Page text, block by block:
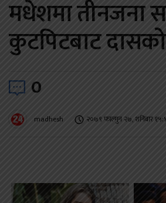
मधेशमा तीनजना
कुटपिटबाट
0
madhesh २०७९ फाल्गुन २७, शनिबार